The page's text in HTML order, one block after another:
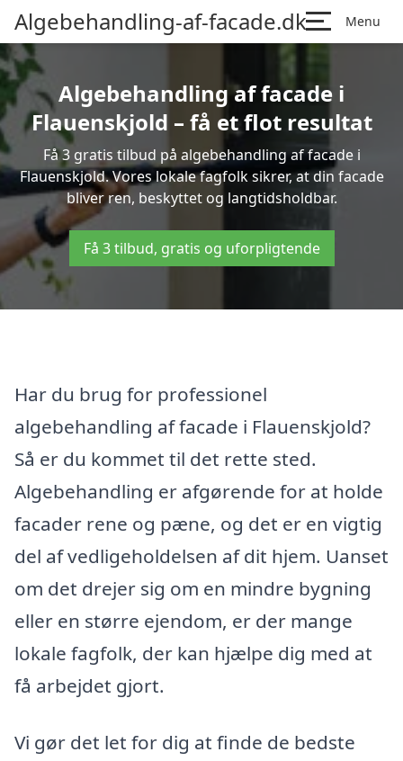
Algebehandling-af-facade.dk Menu
Algebehandling af facade i
Flauenskjold – få et flot resultat
Få 3 gratis tilbud på algebehandling af facade i
Flauenskjold. Vores lokale fagfolk sikrer, at din facade
bliver ren, beskyttet og langtidsholdbar.
Få 3 tilbud, gratis og uforpligtende
Har du brug for professionel
algebehandling af facade i Flauenskjold?
Så er du kommet til det rette sted.
Algebehandling er afgørende for at holde
facader rene og pæne, og det er en vigtig
del af vedligeholdelsen af dit hjem. Uanset
om det drejer sig om en mindre bygning
eller en større ejendom, er der mange
lokale fagfolk, der kan hjælpe dig med at
få arbejdet gjort.
Vi gør det let for dig at finde de bedste